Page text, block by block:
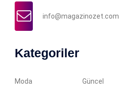
info@magazinozet.com
Kategoriler
Moda Güncel